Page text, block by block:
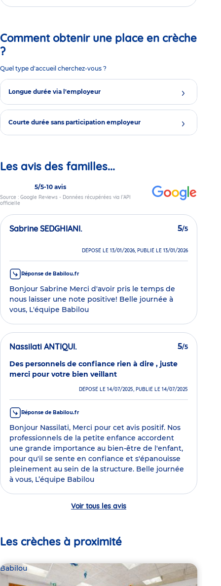
Comment obtenir une place en crèche
?
Quel type d'accueil cherchez-vous ?
Longue durée via l'employeur
Courte durée sans participation employeur
Les avis des familles...
5/5-10 avis
Source : Google Reviews - Données récupérées via l’API
officielle
Sabrine SEDGHIANI. 5/5
DÉPOSÉ LE 13/01/2026, PUBLIÉ LE 13/01/2026
Réponse de Babilou.fr
Bonjour Sabrine Merci d'avoir pris le temps de
nous laisser une note positive! Belle journée à
vous, L'équipe Babilou
Nassilati ANTIQUI. 5/5
Des personnels de confiance rien à dire , juste
merci pour votre bien veillant
DÉPOSÉ LE 14/07/2025, PUBLIÉ LE 14/07/2025
Réponse de Babilou.fr
Bonjour Nassilati, Merci pour cet avis positif. Nos
professionnels de la petite enfance accordent
une grande importance au bien-être de l'enfant,
pour qu'il se sente en confiance et s'épanouisse
pleinement au sein de la structure. Belle journée
à vous, L’équipe Babilou
Voir tous les avis
Les crèches à proximité
Babilou